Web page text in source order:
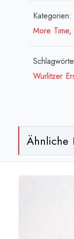
More Time,
Wurlitzer
Ähnliche